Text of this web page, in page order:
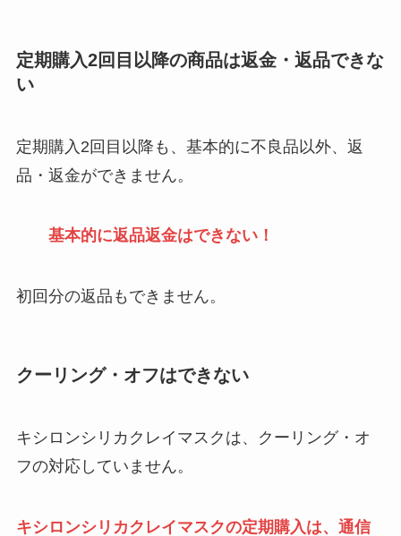
定期購入2回目以降の商品は返金・返品できな
い
定期購入2回目以降も、基本的に不良品以外、返
品・返金ができません。
基本的に返品返金はできない！
初回分の返品もできません。
クーリング・オフはできない
キシロンシリカクレイマスクは、クーリング・オ
フの対応していません。
キシロンシリカクレイマスクの定期購入は、通信